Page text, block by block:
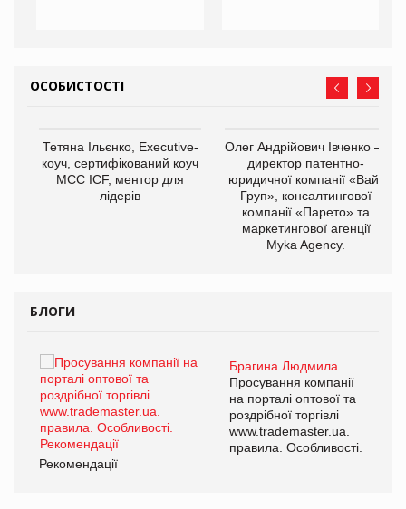
ОСОБИСТОСТІ
Тетяна Ільєнко, Executive-
коуч, сертифікований коуч
МСС ICF, ментор для
лідерів
Олег Андрійович Івченко —
директор патентно-
юридичної компанії «Вайз
Груп», консалтингової
компанії «Парето» та
маркетингової агенції
Myka Agency.
БЛОГИ
Брагина Людмила
Просування компанії
на порталі оптової та
роздрібної торгівлі
www.trademaster.ua.
правила. Особливості.
Рекомендації